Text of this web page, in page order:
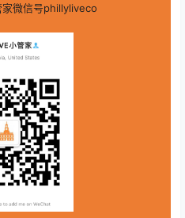
家微信号phillyliveco